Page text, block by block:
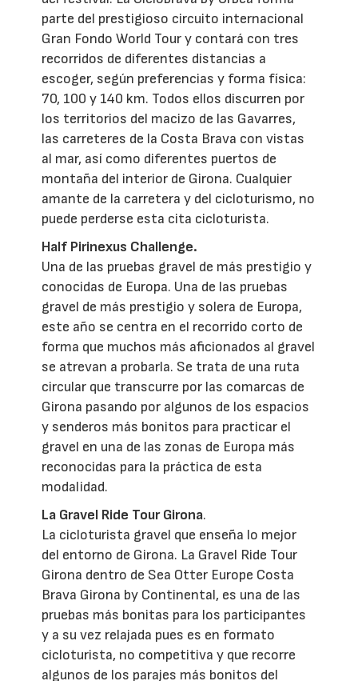
parte del prestigioso circuito internacional
Gran Fondo World Tour y contará con tres
recorridos de diferentes distancias a
escoger, según preferencias y forma física:
70, 100 y 140 km. Todos ellos discurren por
los territorios del macizo de las Gavarres,
las carreteres de la Costa Brava con vistas
al mar, así como diferentes puertos de
montaña del interior de Girona. Cualquier
amante de la carretera y del cicloturismo, no
puede perderse esta cita cicloturista.
Half Pirinexus Challenge.
Una de las pruebas gravel de más prestigio y
conocidas de Europa. Una de las pruebas
gravel de más prestigio y solera de Europa,
este año se centra en el recorrido corto de
forma que muchos más aficionados al gravel
se atrevan a probarla. Se trata de una ruta
circular que transcurre por las comarcas de
Girona pasando por algunos de los espacios
y senderos más bonitos para practicar el
gravel en una de las zonas de Europa más
reconocidas para la práctica de esta
modalidad.
La Gravel Ride Tour Girona.
La cicloturista gravel que enseña lo mejor
del entorno de Girona. La Gravel Ride Tour
Girona dentro de Sea Otter Europe Costa
Brava Girona by Continental, es una de las
pruebas más bonitas para los participantes
y a su vez relajada pues es en formato
cicloturista, no competitiva y que recorre
algunos de los parajes más bonitos del